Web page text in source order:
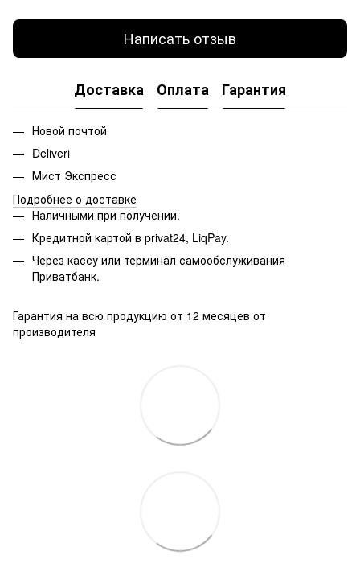
Написать отзыв
Доставка Оплата Гарантия
Новой почтой
Deliveri
Мист Экспресс
Подробнее о доставке
Наличными при получении.
Кредитной картой в privat24, LiqPay.
Через кассу или терминал самообслуживания
Приватбанк.
Гарантия на всю продукцию от 12 месяцев от
производителя